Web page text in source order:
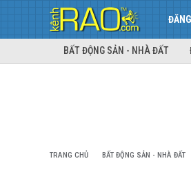
BẤT ĐỘNG SẢN - NHÀ ĐẤT
TRANG CHỦ BẤT ĐỘNG SẢN - NHÀ ĐẤT